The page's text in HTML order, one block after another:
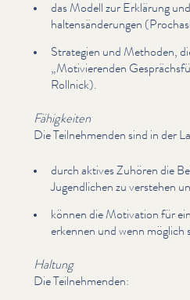
das Modell zur Erklärung
hal­tensän­derun­gen
Strategien und Methoden,
„Motivieren­den
Rollnick).
Fähigkeiten
Die Teil­nehmenden sind in der
durch aktives Zuhören die
Jugendlichen zu verstehen
können die Motivation für
erkennen und wenn möglich
Haltung
Die Teil­nehmenden: